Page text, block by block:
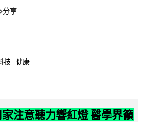
分享
技 健康
注意聽力響紅燈 醫學界籲